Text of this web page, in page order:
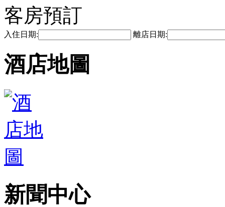
客房預訂
入住日期: 離店日期:
酒店地圖
新聞中心